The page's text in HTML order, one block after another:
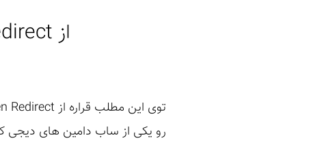
از Open Redirect تا Account Takeover در دیجی کالا
رو یکی از ساب دامین های دیجی